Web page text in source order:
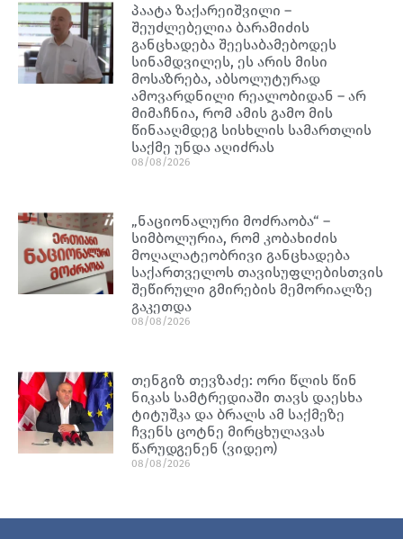
პაატა ზაქარეიშვილი –
შეუძლებელია ბარამიძის
განცხადება შეესაბამებოდეს
სინამდვილეს, ეს არის მისი
მოსაზრება, აბსოლუტურად
ამოვარდნილი რეალობიდან – არ
მიმაჩნია, რომ ამის გამო მის
წინააღმდეგ სისხლის სამართლის
საქმე უნდა აღიძრას
08/08/2026
„ნაციონალური მოძრაობა“ –
სიმბოლურია, რომ კობახიძის
მოღალატეობრივი განცხადება
საქართველოს თავისუფლებისთვის
შეწირული გმირების მემორიალზე
გაკეთდა
08/08/2026
თენგიზ თევზაძე: ორი წლის წინ
ნიკას სამტრედიაში თავს დაესხა
ტიტუშკა და ბრალს ამ საქმეზე
ჩვენს ცოტნე მირცხულავას
წარუდგენენ (ვიდეო)
08/08/2026